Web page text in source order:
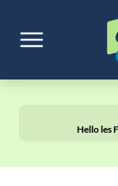
Hello les